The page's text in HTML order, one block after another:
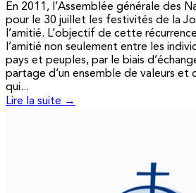
En 2011, l’Assemblée générale des
pour le 30 juillet les festivités de la
l’amitié. L’objectif de cette
l’amitié non seulement entre les
pays et peuples, par le biais
partage d’un ensemble de valeurs
qui...
Lire la suite →